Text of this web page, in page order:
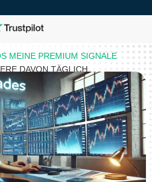
MEINE PREMIUM SIGNALE
DAVON TÄGLICH